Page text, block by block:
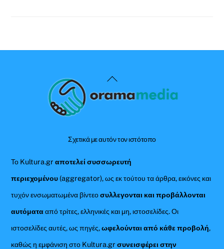
Back
To
Σχετικά με αυτόν τον ιστότοπο
Το Kultura.grαποτελεί συσσωρευτή
περιεχομένου (aggregator), ως εκ τούτου τα άρθρα, εικόνες και
τυχόν ενσωματωμένα βίντεοσυλλεγονται και προβάλλονται
αυτόματααπό τρίτες, ελληνικές και μη, ιστοσελίδες. Οι
ιστοσελίδες αυτές, ως πηγές,ωφελούνται από κάθε προβολή,
καθώς η εμφάνιση στο Kultura.gr συνεισφέρει στην